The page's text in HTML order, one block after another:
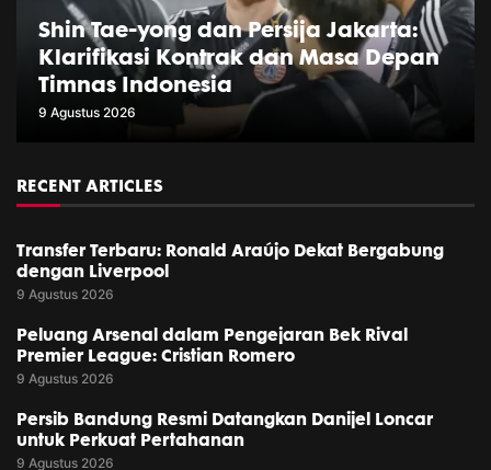
Shin Tae-yong dan Persija Jakarta:
Klarifikasi Kontrak dan Masa Depan
Timnas Indonesia
9 Agustus 2026
RECENT ARTICLES
Transfer Terbaru: Ronald Araújo Dekat Bergabung
dengan Liverpool
9 Agustus 2026
Peluang Arsenal dalam Pengejaran Bek Rival
Premier League: Cristian Romero
9 Agustus 2026
Persib Bandung Resmi Datangkan Danijel Loncar
untuk Perkuat Pertahanan
9 Agustus 2026